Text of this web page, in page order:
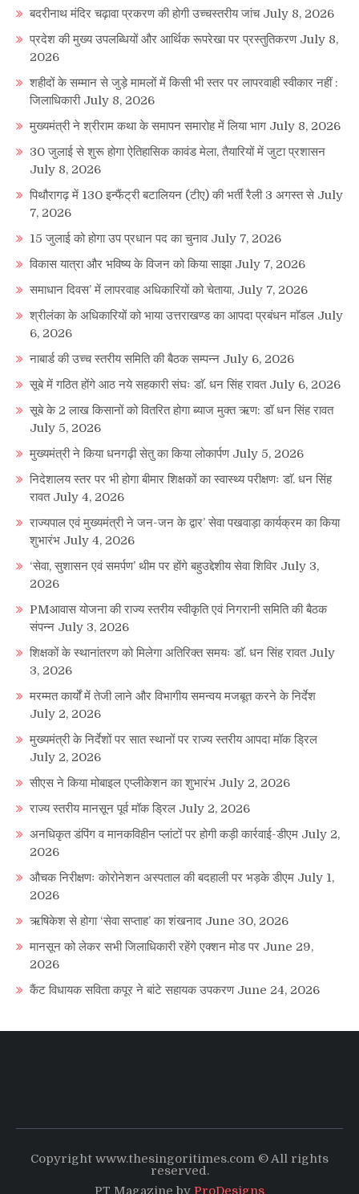
बदरीनाथ मंदिर चढ़ावा प्रकरण की होगी उच्चस्तरीय जांच July 8, 2026
प्रदेश की मुख्य उपलब्धियों और आर्थिक रूपरेखा पर प्रस्तुतिकरण July 8,
2026
शहीदों के सम्मान से जुड़े मामलों में किसी भी स्तर पर लापरवाही स्वीकार नहीं :
जिलाधिकारी July 8, 2026
मुख्यमंत्री ने श्रीराम कथा के समापन समारोह में लिया भाग July 8, 2026
30 जुलाई से शुरू होगा ऐतिहासिक कावंड मेला, तैयारियों में जुटा प्रशासन
July 8, 2026
पिथौरागढ़ में 130 इन्फैंट्री बटालियन (टीए) की भर्ती रैली 3 अगस्त से July
7, 2026
15 जुलाई को होगा उप प्रधान पद का चुनाव July 7, 2026
विकास यात्रा और भविष्य के विजन को किया साझा July 7, 2026
समाधान दिवस’ में लापरवाह अधिकारियों को चेताया, July 7, 2026
श्रीलंका के अधिकारियों को भाया उत्तराखण्ड का आपदा प्रबंधन माॅडल July
6, 2026
नाबार्ड की उच्च स्तरीय समिति की बैठक सम्पन्न July 6, 2026
सूबे में गठित होंगे आठ नये सहकारी संघः डाॅ. धन सिंह रावत July 6, 2026
सूबे के 2 लाख किसानों को वितरित होगा ब्याज मुक्त ऋण: डॉ धन सिंह रावत
July 5, 2026
मुख्यमंत्री ने किया धनगढ़ी सेतु का किया लोकार्पण July 5, 2026
निदेशालय स्तर पर भी होगा बीमार शिक्षकों का स्वास्थ्य परीक्षणः डाॅ. धन सिंह
रावत July 4, 2026
राज्यपाल एवं मुख्यमंत्री ने जन-जन के द्वार’ सेवा पखवाड़ा कार्यक्रम का किया
शुभारंभ July 4, 2026
‘सेवा, सुशासन एवं समर्पण’ थीम पर होंगे बहुउद्देशीय सेवा शिविर July 3,
2026
PMआवास योजना की राज्य स्तरीय स्वीकृति एवं निगरानी समिति की बैठक
संपन्न July 3, 2026
शिक्षकों के स्थानांतरण को मिलेगा अतिरिक्त समयः डाॅ. धन सिंह रावत July
3, 2026
मरम्मत कार्यों में तेजी लाने और विभागीय समन्वय मजबूत करने के निर्देश
July 2, 2026
मुख्यमंत्री के निर्देशों पर सात स्थानों पर राज्य स्तरीय आपदा मॉक ड्रिल
July 2, 2026
सीएस ने किया मोबाइल एप्लीकेशन का शुभारंभ July 2, 2026
राज्य स्तरीय मानसून पूर्व मॉक ड्रिल July 2, 2026
अनधिकृत डंपिंग व मानकविहीन प्लांटों पर होगी कड़ी कार्रवाई-डीएम July 2,
2026
औचक निरीक्षणः कोरोनेशन अस्पताल की बदहाली पर भड़के डीएम July 1,
2026
ऋषिकेश से होगा ‘सेवा सप्ताह’ का शंखनाद June 30, 2026
मानसून को लेकर सभी जिलाधिकारी रहेंगे एक्शन मोड पर June 29,
2026
कैंट विधायक सविता कपूर ने बांटे सहायक उपकरण June 24, 2026
Copyright www.thesingoritimes.com © All rights
reserved.
PT Magazine by ProDesigns